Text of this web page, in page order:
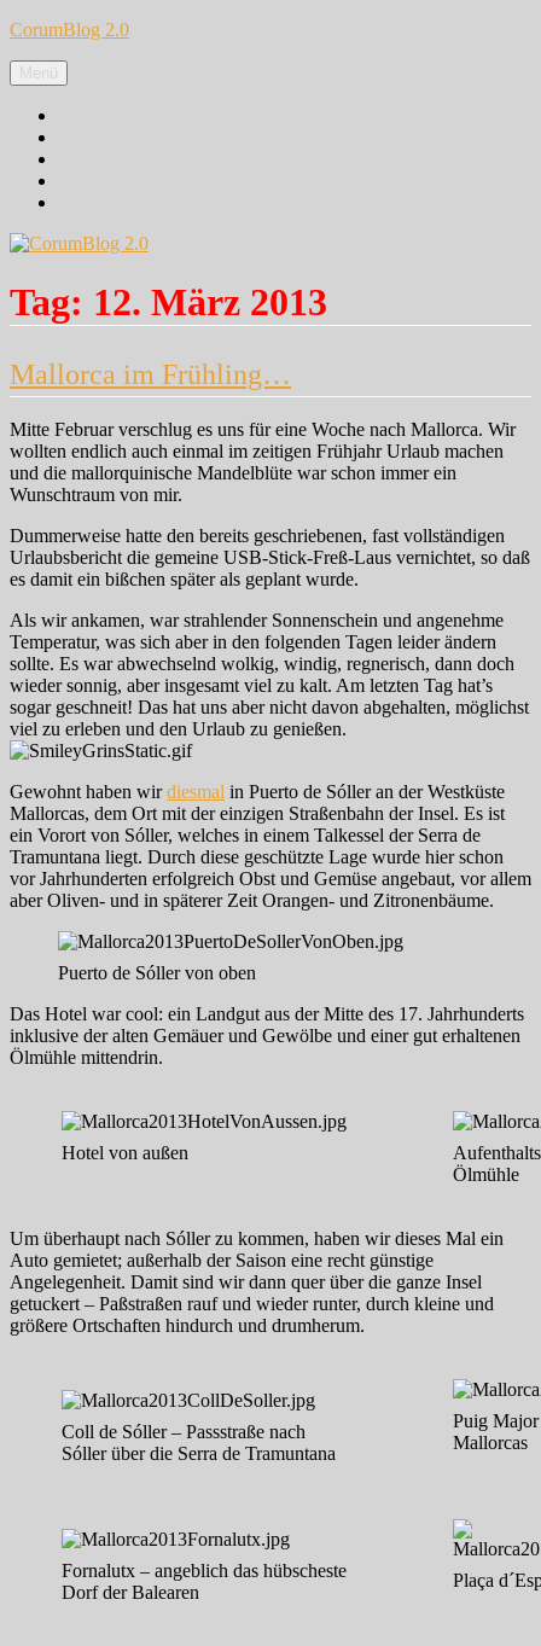
Zum
springen
CorumBlog 2.0
Menü
Tag: 12. März 2013
Mallorca im Frühling…
Mitte Februar verschlug es uns für eine Woche nach Mallorca. Wir
wollten endlich auch einmal im zeitigen Frühjahr Urlaub machen
und die mallorquinische Mandelblüte war schon immer ein
Wunschtraum von mir.
Dummerweise hatte den bereits geschriebenen, fast vollständigen
Urlaubsbericht die gemeine USB-Stick-Freß-Laus vernichtet, so daß
es damit ein bißchen später als geplant wurde.
Als wir ankamen, war strahlender Sonnenschein und angenehme
Temperatur, was sich aber in den folgenden Tagen leider ändern
sollte. Es war abwechselnd wolkig, windig, regnerisch, dann doch
wieder sonnig, aber insgesamt viel zu kalt. Am letzten Tag hat’s
sogar geschneit! Das hat uns aber nicht davon abgehalten, möglichst
viel zu erleben und den Urlaub zu genießen.
Gewohnt haben wirdiesmal in Puerto de Sóller an der Westküste
Mallorcas, dem Ort mit der einzigen Straßenbahn der Insel. Es ist
ein Vorort von Sóller, welches in einem Talkessel der Serra de
Tramuntana liegt. Durch diese geschützte Lage wurde hier schon
vor Jahrhunderten erfolgreich Obst und Gemüse angebaut, vor allem
aber Oliven- und in späterer Zeit Orangen- und Zitronenbäume.
Puerto de Sóller von oben
Das Hotel war cool: ein Landgut aus der Mitte des 17. Jahrhunderts
inklusive der alten Gemäuer und Gewölbe und einer gut erhaltenen
Ölmühle mittendrin.
Hotel von außen
Ölmühle
Um überhaupt nach Sóller zu kommen, haben wir dieses Mal ein
Auto gemietet; außerhalb der Saison eine recht günstige
Angelegenheit. Damit sind wir dann quer über die ganze Insel
getuckert – Paßstraßen rauf und wieder runter, durch kleine und
größere Ortschaften hindurch und drumherum.
Coll de Sóller – Passstraße nach
Sóller über die Serra de Tramuntana
Puig Major
Mallorcas
Fornalutx – angeblich das hübscheste
Dorf der Balearen
Plaça